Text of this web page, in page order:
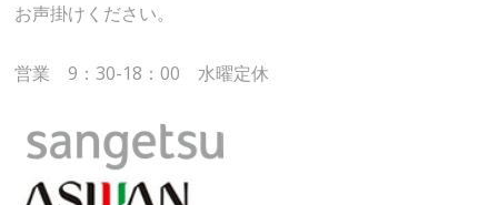
お声掛けください。
営業 9：30-18：00 水曜定休